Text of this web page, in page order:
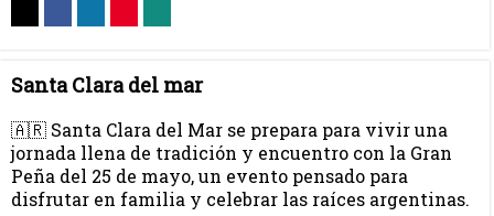
Santa Clara del mar
🇦🇷 Santa Clara del Mar se prepara para vivir una
jornada llena de tradición y encuentro con la Gran
Peña del 25 de mayo, un evento pensado para
disfrutar en familia y celebrar las raíces argentinas.